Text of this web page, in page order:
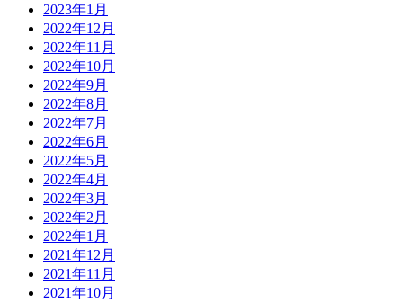
2023年1月
2022年12月
2022年11月
2022年10月
2022年9月
2022年8月
2022年7月
2022年6月
2022年5月
2022年4月
2022年3月
2022年2月
2022年1月
2021年12月
2021年11月
2021年10月